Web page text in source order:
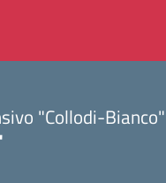
"Collodi-Bianco"